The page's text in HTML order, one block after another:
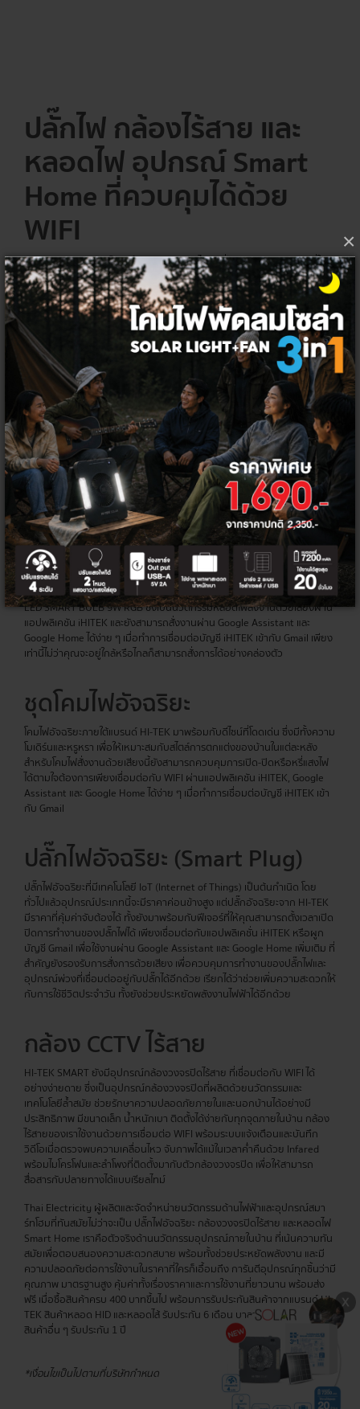
×
ปลั๊กไฟกล้องไร้สาย และ
หลอดไฟอุปกรณ์Smart
Homeที่ควบคุมได้ด้วย
WIFI
Thai Electricity เราเป็นผู้นำด้านนวัตกรรมไฟฟ้าที่ผลิตอุปกรณ์ทันสมัยที่ให้
ความสำคัญกับการคัดสรรเทคโนโลยีที่สามารถเข้าถึงผู้บริโภคและสามารถยก
ระดับคุณภาพชีวิตของผู้บริโภค ช่วยเปลี่ยนบ้านธรรมดาให้กลายเป็นบ้าน
อัจฉริยะด้วยอุปกรณ์ Smart Home ภายใต้แบรนด์ HI-TEK ไม่ว่าจะเป็น ปลั๊กไฟ
หลอดไฟและกล้อง CCTV ไร้สายหรือกล้องวงจรปิดที่สามารถเชื่อมต่อ WIFI
เพื่อสั่งงานผ่านสมาร์ทโฟนได้จากทุกที่ทั่วโลก ถือว่าเป็นฟีเจอร์การใช้งานที่ล้ำ
สมัยเข้ากับไลฟ์สไตล์ของคนรุ่นใหม่ พร้อมตอบโจทย์ความสะดวกสบายได้อย่าง
ปลอดภัยเพียงแค่ใช้อินเทอร์เน็ตเป็นตัวกลางเพื่อเชื่อมต่อ
ขั้นกว่าของหลอดไฟ LED ซึ่งเป็นเทคโนโลยีที่ถูกพัฒนามาเพื่อตอบสนองการใช้
งานไฟฟ้าโดยเฉพาะ ถึงแม้คุณสมบัติของหลอดไฟ LED ทั่วไป จะมีอายุการใช้
งานที่ยาวนาน อีกทั้งช่วยประหยัดไฟฟ้า เพราะใช้ไฟน้อย แต่ให้แสงที่ส่องสว่าง
กว่า แต่สำหรับหลอดไฟ LED Smart Home นั้น จะมาพร้อมกับความพิเศษ ที่
สามารถสั่งงานผ่านสมาร์ทโฟนได้จากทุกที่ทั่วโลกเพียงเชื่อมต่ออินเตอร์เน็ต
จึงช่วยให้คุณประหยัดพลังงานได้มากกว่า เพราะสามารถควบคุมค่าไฟได้จาก
ทุกที่ทุกเวลาผ่านการสั่งงานบนสมาร์ทโฟน นอกจากนี้ยังช่วยยืดอายุการใช้
งานได้มากกว่าที่เคยอีกด้วย
สำหรับใครที่กำลังมองหาหลอดไฟอัจฉริยะยี่ห้อไหนดี เพื่อเปลี่ยนให้บ้าน
ธรรมดากลายเป็นบ้านที่ตอบโจทย์การอยู่อาศัย HI-TEK คือหนึ่งในตัวเลือกที่
คุณสามารถมั่นใจได้ว่า เป็นแบรนด์ที่มีประสิทธิภาพและมีมาตรฐานสูง ทั้งยังมี
ราคาที่ทุกคนเข้าถึงได้ โดยเรามีหลอดไฟอัจฉริยะให้เลือกใช้งานได้อย่างหลาก
หลาย ไม่ว่าจะเป็น HI-TEK หลอด LED SMART BULB 9W และ HI-TEK หลอด
LED SMART BULB 9W RGB ซึ่งเป็นนวัตกรรมหลอดไฟสั่งงานด้วยเสียงผ่าน
แอปพลิเคชัน iHITEK และยังสามารถสั่งงานผ่าน Google Assistant และ
Google Home ได้ง่าย ๆ เมื่อทำการเชื่อมต่อบัญชี iHITEK เข้ากับ Gmail เพียง
เท่านี้ไม่ว่าคุณจะอยู่ใกล้หรือไกลก็สามารถสั่งการได้อย่างคล่องตัว
ชุดโคมไฟอัจฉริยะ
โคมไฟอัจฉริยะภายใต้แบรนด์ HI-TEK มาพร้อมกับดีไซน์ที่โดดเด่น ซึ่งมีทั้งความ
โมเดิร์นและหรูหรา เพื่อให้เหมาะสมกับสไตล์การตกแต่งของบ้านในแต่ละหลัง
สำหรับโคมไฟสั่งงานด้วยเสียงนี้ยังสามารถควบคุมการเปิด-ปิดหรือหรี่แสงไฟ
ได้ตามใจต้องการเพียงเชื่อมต่อกับ WIFI ผ่านแอปพลิเคชัน iHITEK, Google
Assistant และ Google Home ได้ง่าย ๆ เมื่อทำการเชื่อมต่อบัญชี iHITEK เข้า
กับ Gmail
ปลั๊กไฟอัจฉริยะ (Smart Plug)
ปลั๊กไฟอัจฉริยะที่มีเทคโนโลยี IoT (Internet of Things) เป็นต้นกำเนิด โดย
ทั่วไปแล้วอุปกรณ์ประเภทนี้จะมีราคาค่อนข้างสูง แต่ปลั๊กอัจฉริยะจาก HI-TEK
มีราคาที่คุ้มค่าจับต้องได้ ทั้งยังมาพร้อมกับฟีเจอร์ที่ให้คุณสามารถตั้งเวลาเปิด
ปิดการทำงานของปลั๊กไฟได้ เพียงเชื่อมต่อกับแอปพลิเคชั่น iHITEK หรือผูก
บัญชี Gmail เพื่อใช้งานผ่าน Google Assistant และ Google Home เพิ่มเติม ที่
สำคัญยังรองรับการสั่งการด้วยเสียง เพื่อควบคุมการทำงานของปลั๊กไฟและ
อุปกรณ์พ่วงที่เชื่อมต่ออยู่กับปลั๊กได้อีกด้วย เรียกได้ว่าช่วยเพิ่มความสะดวกให้
กับการใช้ชีวิตประจำวัน ทั้งยังช่วยประหยัดพลังงานไฟฟ้าได้อีกด้วย
กล้อง CCTV ไร้สาย
HI-TEK SMART ยังมีอุปกรณ์กล้องวงจรปิดไร้สาย ที่เชื่อมต่อกับ WIFI ได้
อย่างง่ายดาย ซึ่งเป็นอุปกรณ์กล้องวงจรปิดที่ผลิตด้วยนวัตกรรมและ
เทคโนโลยีล้ำสมัย ช่วยรักษาความปลอดภัยภายในและนอกบ้านได้อย่างมี
ประสิทธิภาพ มีขนาดเล็ก น้ำหนักเบา ติดตั้งได้ง่ายกับทุกจุดภายในบ้าน กล้อง
ไร้สายของเราใช้งานด้วยการเชื่อมต่อ WIFI พร้อมระบบแจ้งเตือนและบันทึก
วิดีโอเมื่อตรวจพบความเคลื่อนไหว จับภาพได้แม้ในเวลาค่ำคืนด้วย Infared
พร้อมไมโครโฟนและลำโพงที่ติดตั้งมากับตัวกล้องวงจรปิด เพื่อให้สามารถ
สื่อสารกับปลายทางได้แบบเรียลไทม์
Thai Electricity ผู้ผลิตและจัดจำหน่ายนวัตกรรมด้านไฟฟ้าและอุปกรณ์สมา
ร์ทโฮมที่ทันสมัยไม่ว่าจะเป็น ปลั๊กไฟอัจฉริยะ กล้องวงจรปิดไร้สาย และหลอดไฟ
Smart Home เราคือตัวจริงด้านนวัตกรรมอุปกรณ์ภายในบ้าน ที่เน้นความทัน
สมัยเพื่อตอบสนองความสะดวกสบาย พร้อมทั้งช่วยประหยัดพลังงาน และมี
ความปลอดภัยต่อการใช้งานในราคาที่ใครก็เอื้อมถึง การันตีอุปกรณ์ทุกชิ้นว่ามี
คุณภาพ มาตรฐานสูง คุ้มค่าทั้งเรื่องราคาและการใช้งานที่ยาวนาน พร้อมส่ง
ฟรี เมื่อซื้อสินค้าครบ 400 บาทขึ้นไป พร้อมการรับประกันสินค้าจากแบรนด์ HI-
TEK สินค้าหลอด HID และหลอดไส้ รับประกัน 6 เดือน บาลาสต์รับประกัน 2 ปี
สินค้าอื่น ๆ รับประกัน 1 ปี
*เงื่อนไขเป็นไปตามที่บริษัทกำหนด